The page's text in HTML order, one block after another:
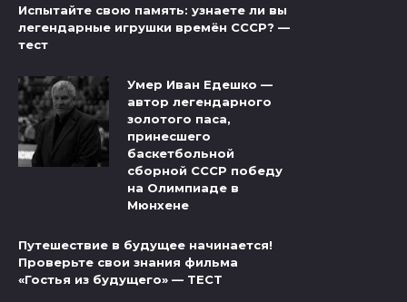
Испытайте свою память: узнаете ли вы
легендарные игрушки времён СССР? —
тест
Умер Иван Едешко —
автор легендарного
золотого паса,
принесшего
баскетбольной
сборной СССР победу
на Олимпиаде в
Мюнхене
Путешествие в будущее начинается!
Проверьте свои знания фильма
«Гостья из будущего» — ТЕСТ